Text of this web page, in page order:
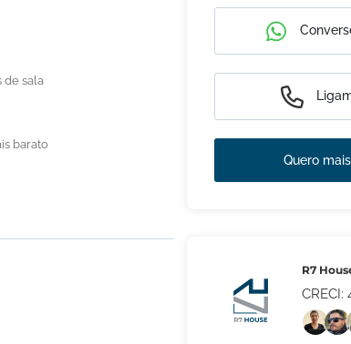
de sala
barato
Quero
R7
CRECI: